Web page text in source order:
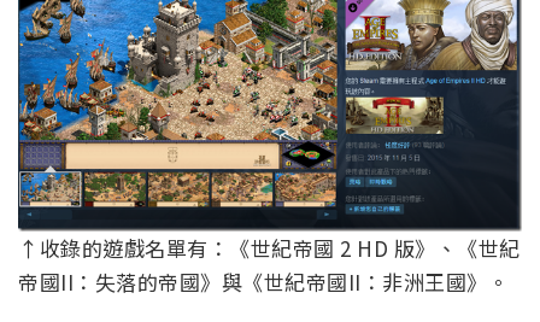
↑收錄的遊戲名單有：《世紀帝國 2 HD 版》、《世紀
帝國II：失落的帝國》與《世紀帝國II：非洲王國》。